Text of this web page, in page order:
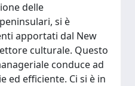
delle
si è
apportati dal New
culturale. Questo
conduce ad
ed efficiente. Ci si è in